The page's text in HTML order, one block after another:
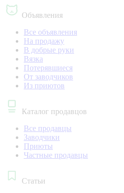
Объявления
Все объявления
На продажу
В добрые руки
Вязка
Потерявшиеся
От заводчиков
Из приютов
Каталог продавцов
Все продавцы
Заводчики
Приюты
Частные продавцы
Статьи